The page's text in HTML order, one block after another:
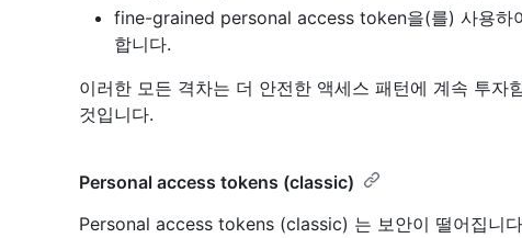
fine-grained personal access token을(를) 사용하
합니다.
이러한 모든 격차는 더 안전한 액세스 패턴에 계속 투
것입니다.
Personal access tokens (classic)
Personal access tokens (classic) 는 보안이 떨어집니